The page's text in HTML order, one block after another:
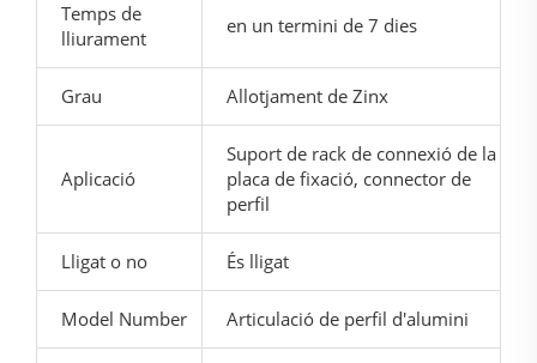
Temps de
lliurament
en un termini de 7 dies
Grau Allotjament de Zinx
Aplicació
Suport de rack de connexió de la
placa de fixació, connector de
perfil
Lligat o no És lligat
Model Number Articulació de perfil d'alumini